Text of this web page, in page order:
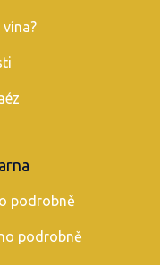
podrobně
podrobně